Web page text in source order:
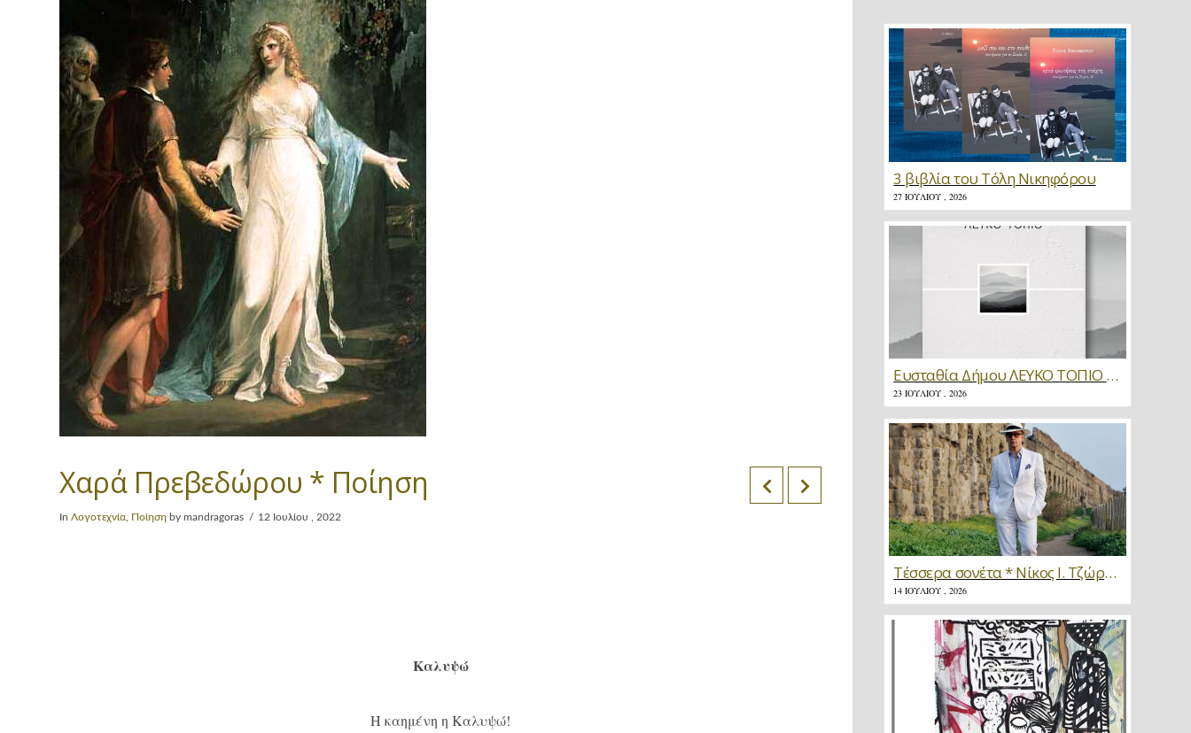
Χαρά Πρεβεδώρου * Ποίηση
InΛογοτεχνία Ποίηση by mandragoras 12 Ιουλίου , 2022
Καλυψώ
Η καημένη η Καλυψώ!
3 βιβλία του Τόλη Νικηφόρου
27 ΙΟΥΛΊΟΥ , 2026
Ευσταθία Δήμου ΛΕΥΚΟ ΤΟΠΙΟ * Κριτική
23 ΙΟΥΛΊΟΥ , 2026
Τέσσερα σονέτα * Νίκος Ι. Τζώρτζης
14 ΙΟΥΛΊΟΥ , 2026